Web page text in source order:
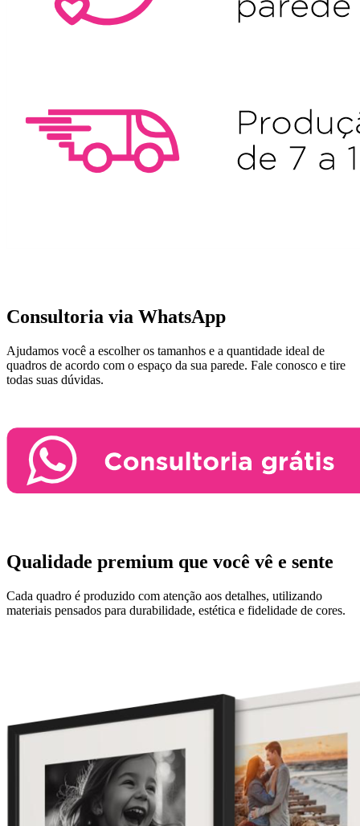
Consultoria via WhatsApp
Ajudamos você a escolher os tamanhos e a quantidade ideal de
quadros de acordo com o espaço da sua parede. Fale conosco e tire
todas suas dúvidas.
Qualidade premium que você vê e sente
Cada quadro é produzido com atenção aos detalhes, utilizando
materiais pensados para durabilidade, estética e fidelidade de cores.